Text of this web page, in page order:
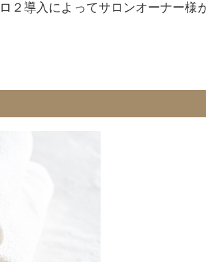
２導入によってサロンオーナー様